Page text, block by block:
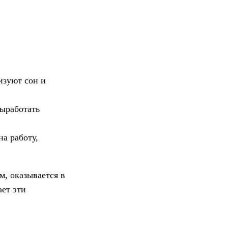
сон и
работу,
оказывается в
эти